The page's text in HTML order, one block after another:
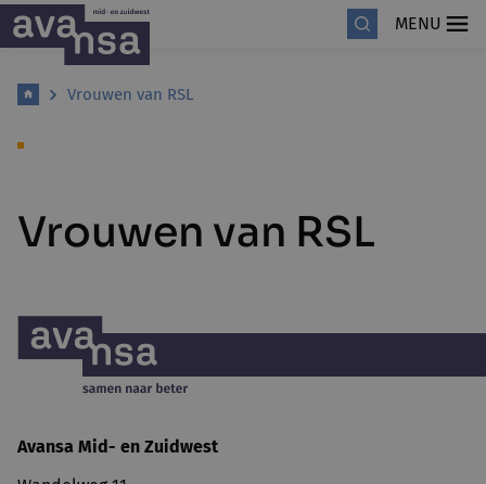
MENU
Vrouwen van RSL
Vrouwen van RSL
Avansa Mid- en Zuidwest